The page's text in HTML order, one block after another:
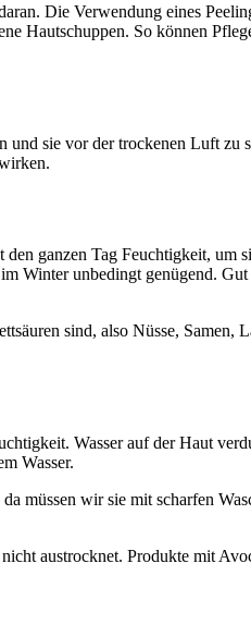
Die Verwendung eines
Hautschuppen. So können
sie vor der trockenen Luft zu
ganzen Tag Feuchtigkeit, um
Winter unbedingt genügend.
sind, also Nüsse,
Wasser auf der Haut
Wasser.
müssen wir sie mit scharfen
austrocknet. Produkte mit